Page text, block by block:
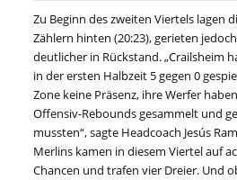
Zu Beginn des zweiten Viertels lagen
Zählern hinten (20:23), gerieten
deutlicher in Rückstand. „Crailsheim
in der ersten Halbzeit 5 gegen 0
Zone keine Präsenz, ihre Werfer
Offensiv-Rebounds gesammelt und
mussten“, sagte Headcoach Jesús
Merlins kamen in diesem Viertel auf
Chancen und trafen vier Dreier. Und